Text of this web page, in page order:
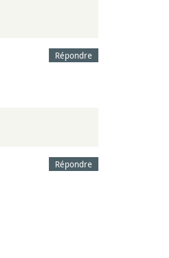
Répondre
Répondre